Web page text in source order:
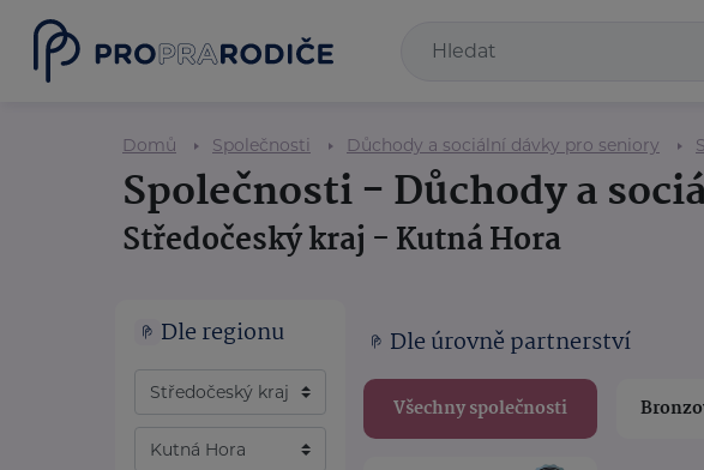
Domů Společnosti Důchody a sociální dávky pro seniory
Společnosti - Důchody a
Středočeský kraj - Kutná Hora
Dle regionu Dle úrovně partnerství
Všechny společnosti